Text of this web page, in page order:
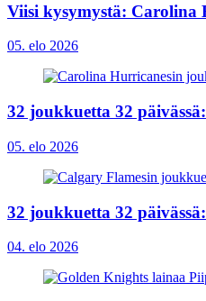
Viisi kysymystä: Carolina
05. elo 2026
32 joukkuetta 32
05. elo 2026
32 joukkuetta 32
04. elo 2026